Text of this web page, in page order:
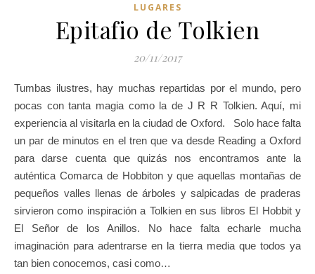
LUGARES
Epitafio de Tolkien
20/11/2017
Tumbas ilustres, hay muchas repartidas por el mundo, pero
pocas con tanta magia como la de J R R Tolkien. Aquí, mi
experiencia al visitarla en la ciudad de Oxford. Solo hace falta
un par de minutos en el tren que va desde Reading a Oxford
para darse cuenta que quizás nos encontramos ante la
auténtica Comarca de Hobbiton y que aquellas montañas de
pequeños valles llenas de árboles y salpicadas de praderas
sirvieron como inspiración a Tolkien en sus libros El Hobbit y
El Señor de los Anillos. No hace falta echarle mucha
imaginación para adentrarse en la tierra media que todos ya
tan bien conocemos, casi como…